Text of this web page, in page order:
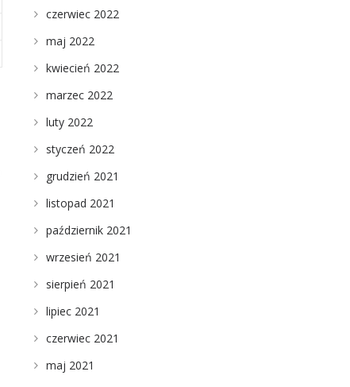
czerwiec 2022
maj 2022
kwiecień 2022
marzec 2022
luty 2022
styczeń 2022
grudzień 2021
listopad 2021
październik 2021
wrzesień 2021
sierpień 2021
lipiec 2021
czerwiec 2021
maj 2021